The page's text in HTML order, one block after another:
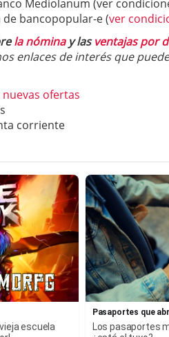
Mediolanum (ver
bancopopular-e (ver
la nóminay lasventajas por
enlaces de interés que
ofertas
corriente
escuela
Pasaportes que
Los pasaportes